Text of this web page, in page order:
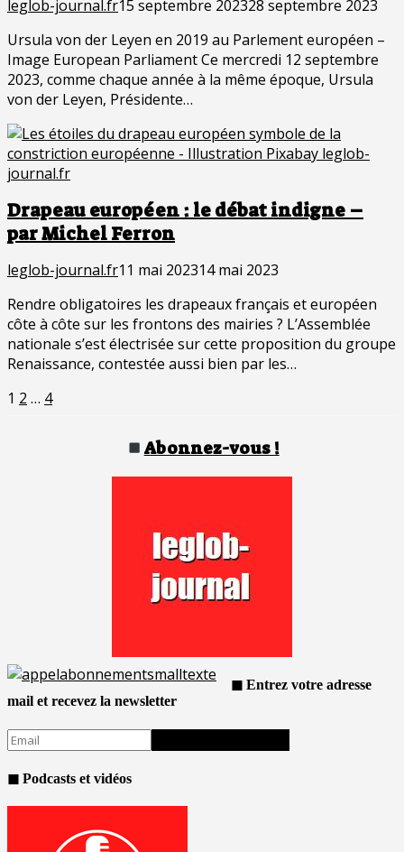
leglob-journal.fr15 septembre 202328 septembre 2023
Ursula von der Leyen en 2019 au Parlement européen –
Image European Parliament Ce mercredi 12 septembre
2023, comme chaque année à la même époque, Ursula
von der Leyen, Présidente…
Drapeau européen : le débat indigne –
par Michel Ferron
leglob-journal.fr11 mai 202314 mai 2023
Rendre obligatoires les drapeaux français et européen
côte à côte sur les frontons des mairies ? L’Assemblée
nationale s’est électrisée sur cette proposition du groupe
Renaissance, contestée aussi bien par les…
Pagination
Page
1 Page
2 … Page
4
Abonnez-vous !
◼ Entrez votre adresse
mail et recevez la newsletter
◼ Podcasts et vidéos